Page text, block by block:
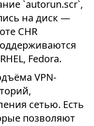
`autorun.scr`,
на диск —
CHR
Fedora.
VPN-
сетью. Есть
позволяют